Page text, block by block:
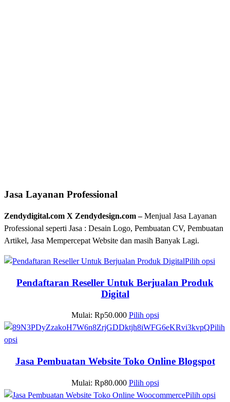
Jasa Layanan Professional
Zendydigital.com X Zendydesign.com –Menjual Jasa Layanan
Professional seperti Jasa : Desain Logo, Pembuatan CV, Pembuatan
Artikel, Jasa Mempercepat Website dan masih Banyak Lagi.
Pilih opsi
Pendaftaran Reseller Untuk Berjualan Produk
Digital
Mulai: Rp50.000 Pilih opsi
Pilih
opsi
Jasa Pembuatan Website Toko Online Blogspot
Mulai: Rp80.000 Pilih opsi
Pilih opsi